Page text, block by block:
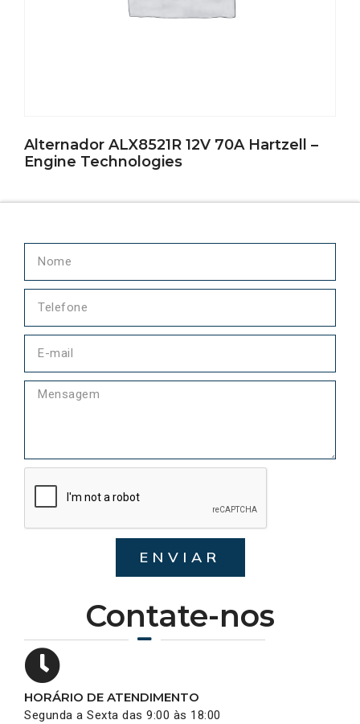
Alternador ALX8521R 12V 70A Hartzell –
Engine Technologies
Contate-nos
HORÁRIO DE ATENDIMENTO
Segunda a Sexta das 9:00 às 18:00
ENVIAR